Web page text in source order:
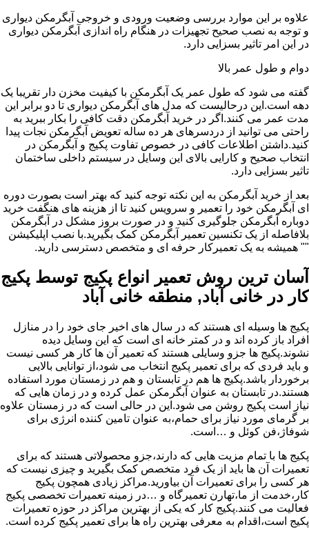
علاوه بر این موارد بررسی وضعیت ورودی و خروجی آبگرمکن دیواری
و توجه به نصب صحیح تجهیزات در هنگام راه اندازی آبگرمکن دیواری
در این امر تاثیر بسزایی دارد.
دوام و طول عمر بالا
گفته می شود که طول عمر یک آبگرمکن با کیفیت مخزن دار تقریبا یک
دهه است.این درحالیست که مدل های آبگرمکن دیواری تا دو برابر این
مدت عمر می کنند.اگر در خرید آبگرمکن دقت کافی را بکار ببرید به
راحتی می توانید از دردسرهای هر ده ساله تعویض آبگرمکن نجات پیدا
کنید.داشتن اطلاعات کافی در خصوص تفاوت پکیج و آبگرمکن در
انتخاب صحیح و کارایی بالای این وسایل در سیستم داخلی ساختمان
تاثیر بسزایی دارد.
بعد از خرید آبگرمکن به این نکته توجه کنید که بهتر است بصورت دوره
ای آبگرمکن خود را تعمیر و سرویس کنید تا از هزینه های هنگفت خرید
دوباره آبگرمکن جلوگیری کنید و در صورت بروز مشکل در آبگرمکن
بلافاصله از یک تکنسین تعمیر آبگرمکن کمک بگیرید.با نصب اپلیکیشن
"" همیشه به یک تعمیرکار حرفه ای و متخصص دسترسی دارید.
آسان ترین روش تعمیر انواع پکیج توسط پکیج
کار در خانی آباد, منطقه خانی آباد
پکیج ها وسیله ای هستند که در سال های اخیر جای خود را در منازل
افراد باز کرده اند و در کمتر خانه ای است که این وسایل دیده
نشوند.پکیج ها جزو وسایلی هستند که تعمیر آن ها کار هر کسی نیست
و باید فردی که برای تعمیر پکیج انتخاب می شود،از توانایی بالایی
برخوردار باشد.پکیج ها هم در تابستان و هم در زمستان مورد استفاده
هستند.در تابستان به عنوان آبگرمکن عمل کرده و در زمان هایی که
نیاز است پکیج روشن می شود.این در حالی است که در زمستان علاوه
بر گرمای مورد نیاز برای حمام،به عنوان تامین کننده انرژی برای
شوفاژ،فن کوئل و …است.
پکیج ها با تمام مزیت هایی که دارند،جزو محصولاتی هستند که برای
تعمیرات آن ها باید از یک فرد متخصص کمک بگیرید و چیزی نیست که
هر کسی را برای تعمیرات آن بیاورید.مراکز زیادی همچون پکیج
کار،خدمت از ما،تهارن تعمیرگاه و …در زمینه تعمیرات تخصصی پکیج
فعالیت می کنند.پکیج کار که یکی از بهترین مراکز در حوزه تعمیرات
پکیج است،اقدام به معرفی بهترین راه ها برای تعمیر پکیج کرده است.